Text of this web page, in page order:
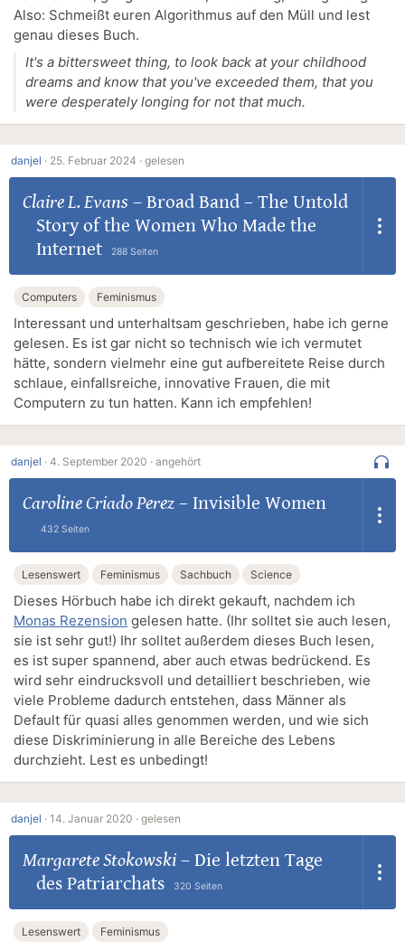
Also: Schmeißt euren Algorithmus auf den Müll und lest
genau dieses Buch.
It's a bittersweet thing, to look back at your childhood
dreams and know that you've exceeded them, that you
were desperately longing for not that much.
danjel · 25. Februar 2024 · gelesen
Claire L. Evans – Broad Band – The Untold
Story of the Women Who Made the
Internet
288 Seiten
Computers Feminismus
Interessant und unterhaltsam geschrieben, habe ich gerne
gelesen. Es ist gar nicht so technisch wie ich vermutet
hätte, sondern vielmehr eine gut aufbereitete Reise durch
schlaue, einfallsreiche, innovative Frauen, die mit
Computern zu tun hatten. Kann ich empfehlen!
danjel · 4. September 2020 · angehört
Caroline Criado Perez– Invisible Women
432 Seiten
Lesenswert Feminismus Sachbuch Science
Dieses Hörbuch habe ich direkt gekauft, nachdem ich
Monas Rezension gelesen hatte. (Ihr solltet sie auch lesen,
sie ist sehr gut!) Ihr solltet außerdem dieses Buch lesen,
es ist super spannend, aber auch etwas bedrückend. Es
wird sehr eindrucksvoll und detailliert beschrieben, wie
viele Probleme dadurch entstehen, dass Männer als
Default für quasi alles genommen werden, und wie sich
diese Diskriminierung in alle Bereiche des Lebens
durchzieht. Lest es unbedingt!
danjel · 14. Januar 2020 · gelesen
Margarete Stokowski– Die letzten Tage
des Patriarchats
320 Seiten
Lesenswert Feminismus